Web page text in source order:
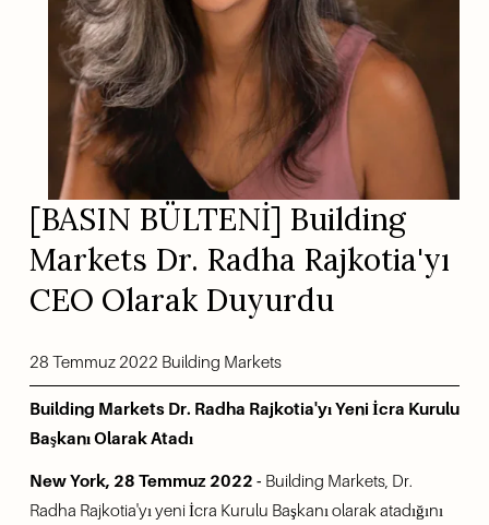
[BASIN BÜLTENİ] Building
Markets Dr. Radha Rajkotia'yı
CEO Olarak Duyurdu
28 Temmuz 2022 Building Markets
Building Markets Dr. Radha Rajkotia'yı Yeni İcra Kurulu
Başkanı Olarak Atadı
New York, 28 Temmuz 2022 - Building Markets, Dr.
Radha Rajkotia'yı yeni İcra Kurulu Başkanı olarak atadığını